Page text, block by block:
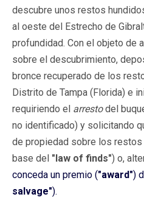
descubre unos restos
al oeste del Estrecho de
profundidad. Con el objeto de
sobre el descubrimiento,
bronce recuperado de los
Distrito de Tampa (Florida) e
requiriendo el arrestodel
no identificado) y solicitando
de propiedad sobre los
base del "law of finds") o,
conceda un premio ("award")
salvage").